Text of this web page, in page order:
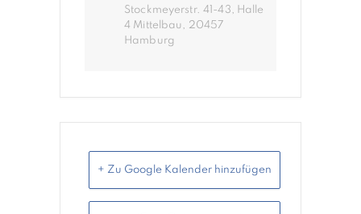
Stockmeyerstr. 41-43, Halle
4 Mittelbau, 20457
Hamburg
+ Zu Google Kalender hinzufügen